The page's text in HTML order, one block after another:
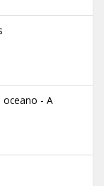
oceano - A